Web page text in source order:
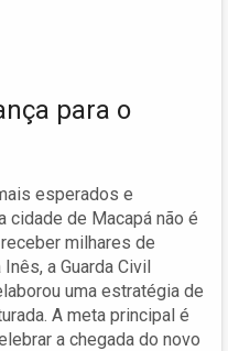
para o
esperados e
cidade de Macapá não é
milhares de
a Guarda Civil
uma estratégia de
A meta principal é
a chegada do novo